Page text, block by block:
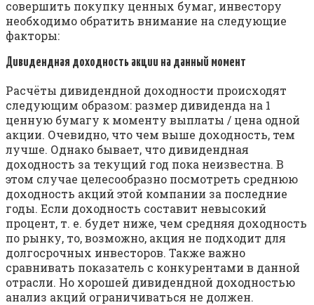
совершить покупку ценных бумаг, инвестору
необходимо обратить внимание на следующие
факторы:
Дивидендная доходность акции на данный момент
Расчёты дивидендной доходности происходят
следующим образом: размер дивиденда на 1
ценную бумагу к моменту выплаты / цена одной
акции. Очевидно, что чем выше доходность, тем
лучше. Однако бывает, что дивидендная
доходность за текущий год пока неизвестна. В
этом случае целесообразно посмотреть среднюю
доходность акций этой компании за последние
годы. Если доходность составит невысокий
процент, т. е. будет ниже, чем средняя доходность
по рынку, то, возможно, акция не подходит для
долгосрочных инвесторов. Также важно
сравнивать показатель с конкурентами в данной
отрасли. Но хорошей дивидендной доходностью
анализ акций ограничиваться не должен.